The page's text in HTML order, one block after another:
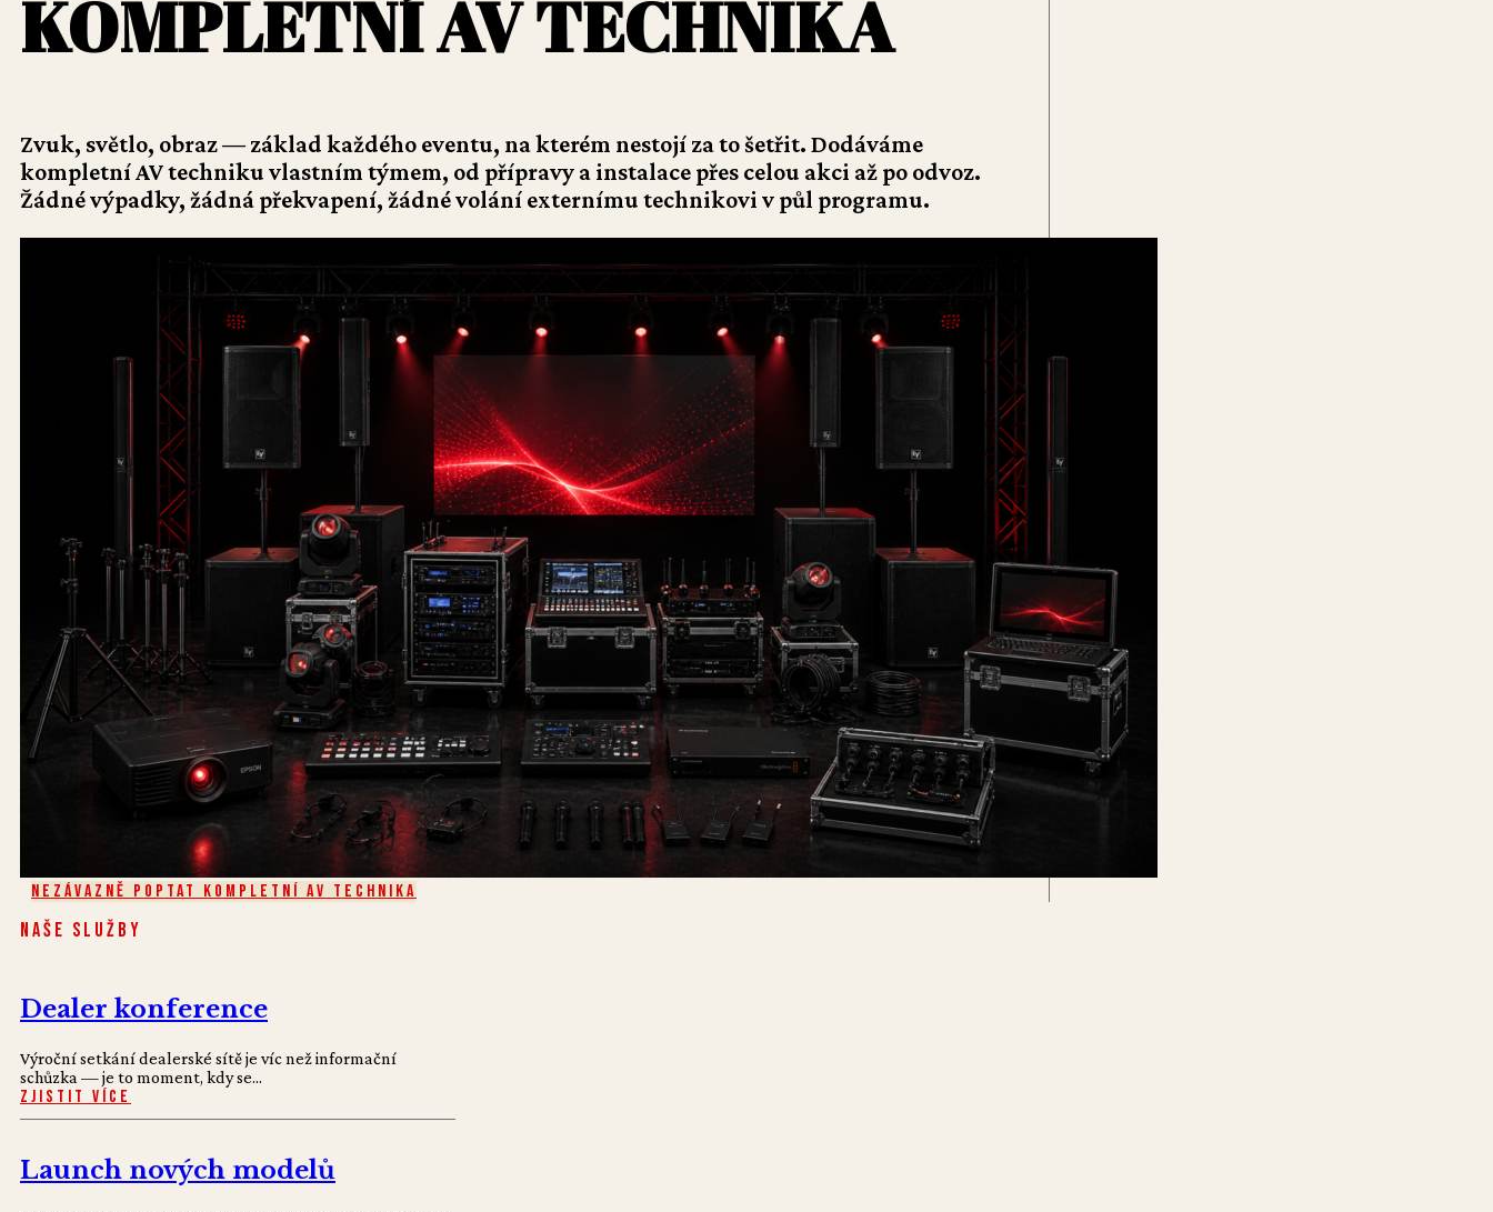
KOMPLETNÍ AV TECHNIKA
Zvuk, světlo, obraz — základ každého eventu, na kterém nestojí za to šetřit. Dodáváme
kompletní AV techniku vlastním týmem, od přípravy a instalace přes celou akci až po odvoz.
Žádné výpadky, žádná překvapení, žádné volání externímu technikovi v půl programu.
Nezávazně poptat Kompletní AV technika
Naše služby
Dealer konference
Výroční setkání dealerské sítě je víc než informační
schůzka — je to moment, kdy se...
Zjistit více
Launch nových modelů